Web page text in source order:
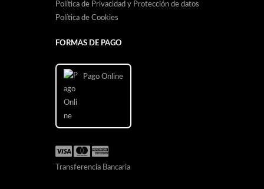
Política de Privacidad y Protección de datos
Política de Cookies
FORMAS DE PAGO
Pago Online
Transferencia Bancaria